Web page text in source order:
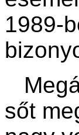
1989-
sőt